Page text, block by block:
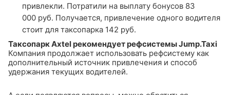
привлекли. Потратили на выплату бонусов 83
000 руб. Получается, привлечение одного водителя
стоит для таксопарка 142 руб.
Таксопарк Axtel рекомендует рефсистемы Jump.Taxi
Компания продолжает использовать рефсистему как
дополнительный источник привлечения и способ
удержания текущих водителей.